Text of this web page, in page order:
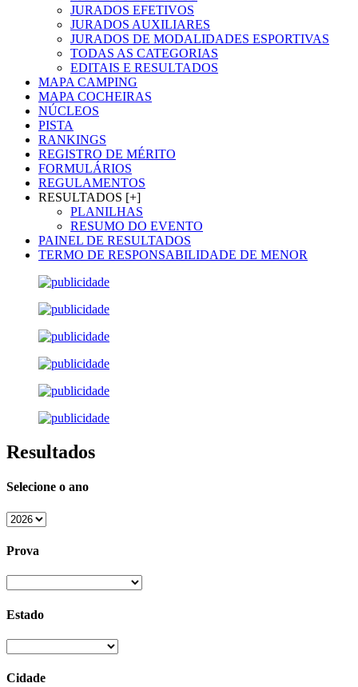
JURADOS EFETIVOS
JURADOS AUXILIARES
JURADOS DE MODALIDADES ESPORTIVAS
TODAS AS CATEGORIAS
EDITAIS E RESULTADOS
MAPA CAMPING
MAPA COCHEIRAS
NÚCLEOS
PISTA
RANKINGS
REGISTRO DE MÉRITO
FORMULÁRIOS
REGULAMENTOS
RESULTADOS [+]
PLANILHAS
RESUMO DO EVENTO
PAINEL DE RESULTADOS
TERMO DE RESPONSABILIDADE DE MENOR
Resultados
Selecione o ano
Prova
Estado
Cidade